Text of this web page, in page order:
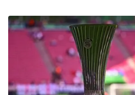
CARDINALS
49ERS
MAVERICKS
GRIZZLIES